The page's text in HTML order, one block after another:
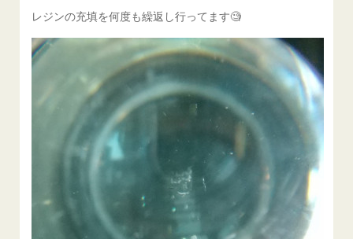
レジンの充填を何度も繰返し行ってます🧐